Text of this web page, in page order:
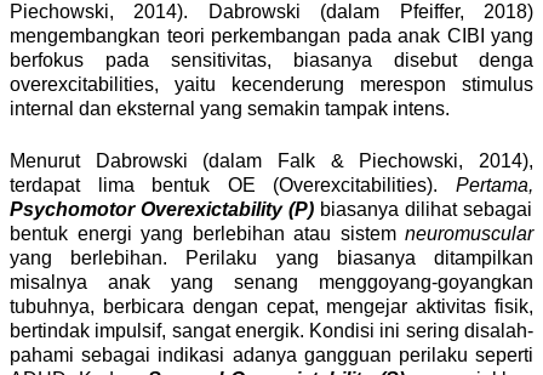
Piechowski, 2014). Dabrowski (dalam Pfeiffer, 2018)
mengembangkan teori perkembangan pada anak CIBI yang
berfokus pada sensitivitas, biasanya disebut denga
overexcitabilities, yaitu kecenderung merespon stimulus
internal dan eksternal yang semakin tampak intens.
Menurut Dabrowski (dalam Falk & Piechowski, 2014),
terdapat lima bentuk OE (Overexcitabilities). Pertama,
Psychomotor Overexictability (P) biasanya dilihat sebagai
bentuk energi yang berlebihan atau sistem neuromuscular
yang berlebihan. Perilaku yang biasanya ditampilkan
misalnya anak yang senang menggoyang-goyangkan
tubuhnya, berbicara dengan cepat, mengejar aktivitas fisik,
bertindak impulsif, sangat energik. Kondisi ini sering disalah-
pahami sebagai indikasi adanya gangguan perilaku seperti